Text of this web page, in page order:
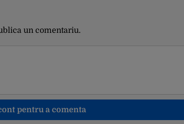
un comentariu.
pentru a comenta